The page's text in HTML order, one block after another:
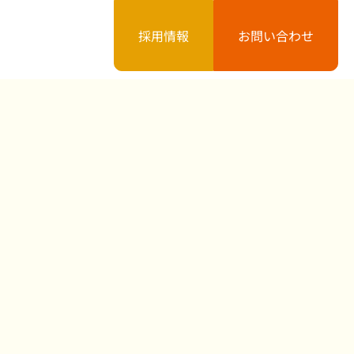
採用情報 お問い合わせ